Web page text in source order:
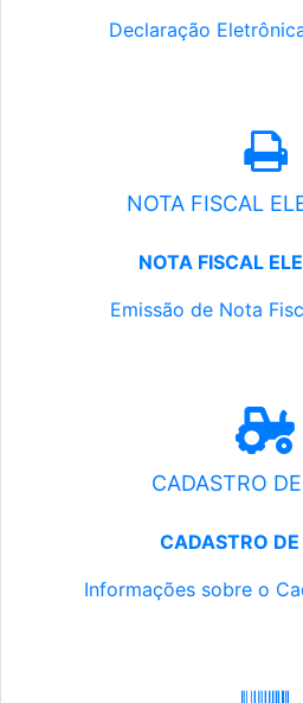
Declaração
NOTA FISCAL
NOTA FISCAL
Emissão de Nota
CADASTRO
CADASTRO
Informações sobre o